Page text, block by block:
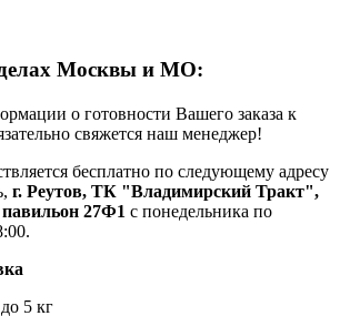
Москвы и МО:
о готовности Вашего заказа к
свяжется наш менеджер!
бесплатно по следующему адресу
г. Реутов, ТК "Владимирский Тракт",
27Ф1 с понедельника по
5 кг